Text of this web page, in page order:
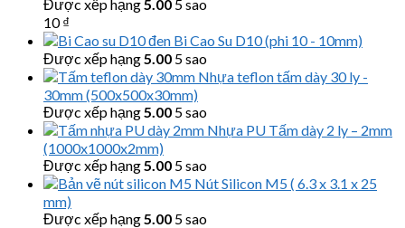
Được xếp hạng5.00 5 sao
10₫
Bi Cao Su D10 (phi 10 - 10mm)
Được xếp hạng5.00 5 sao
Nhựa teflon tấm dày 30 ly -
30mm (500x500x30mm)
Được xếp hạng5.00 5 sao
Nhựa PU Tấm dày 2 ly – 2mm
(1000x1000x2mm)
Được xếp hạng5.00 5 sao
Nút Silicon M5 ( 6.3 x 3.1 x 25
mm)
Được xếp hạng5.00 5 sao